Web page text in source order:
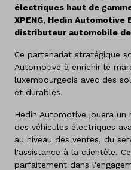
électriques haut de
XPENG, Hedin
distributeur automobile de
Ce partenariat stratégique
Automotive à enrichir le
luxembourgeois avec des
et durables.
Hedin Automotive jouera
des véhicules électriques
au niveau des ventes, du
l'assistance à la clientèle.
parfaitement dans